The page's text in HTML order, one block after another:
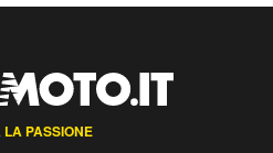
LA PASSIONE